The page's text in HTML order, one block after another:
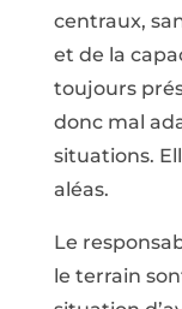
centraux,
et de la
toujours
donc mal
situations.
aléas.
Le
le terrain